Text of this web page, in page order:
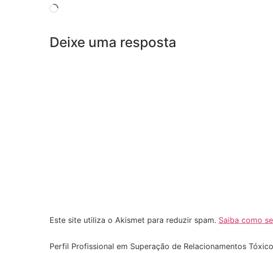
Deixe uma resposta
Este site utiliza o Akismet para reduzir spam. Saiba como
Perfil Profissional em Superação de Relacionamentos